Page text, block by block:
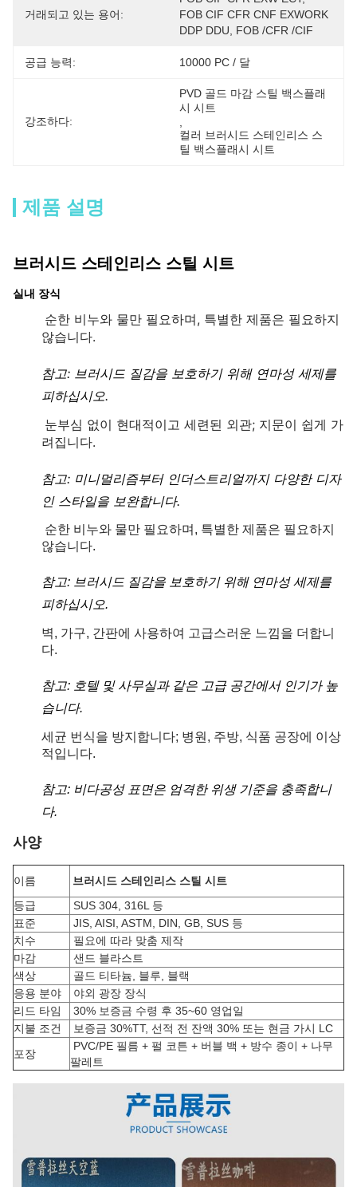
거래되고 있는 용어:
FOB CIF CFR CNF EXWORK
DDP DDU, FOB /CFR /CIF
공급 능력: 10000 PC / 달
강조하다:
PVD 골드 마감 스틸 백스플래
시 시트
컬러 브러시드 스테인리스 스
틸 백스플래시 시트
제품 설명
브러시드 스테인리스 스틸 시트
실내 장식
순한 비누와 물만 필요하며, 특별한 제품은 필요하지
않습니다.
참고: 브러시드 질감을 보호하기 위해 연마성 세제를
피하십시오.
눈부심 없이 현대적이고 세련된 외관; 지문이 쉽게 가
려집니다.
참고: 미니멀리즘부터 인더스트리얼까지 다양한 디자
인 스타일을 보완합니다.
순한 비누와 물만 필요하며, 특별한 제품은 필요하지
않습니다.
참고: 브러시드 질감을 보호하기 위해 연마성 세제를
피하십시오.
벽, 가구, 간판에 사용하여 고급스러운 느낌을 더합니
다.
참고: 호텔 및 사무실과 같은 고급 공간에서 인기가 높
습니다.
세균 번식을 방지합니다; 병원, 주방, 식품 공장에 이상
적입니다.
참고: 비다공성 표면은 엄격한 위생 기준을 충족합니
다.
사양
이름
브러시드 스테인리스 스틸 시트
등급
SUS 304, 316L 등
표준
JIS, AISI, ASTM, DIN, GB, SUS 등
치수
필요에 따라 맞춤 제작
마감
샌드 블라스트
색상
골드 티타늄, 블루, 블랙
응용 분야
야외 광장 장식
리드 타임
30% 보증금 수령 후 35~60 영업일
지불 조건
보증금 30%TT, 선적 전 잔액 30% 또는 현금 가시 LC
포장
PVC/PE 필름 + 펄 코튼 + 버블 백 + 방수 종이 + 나무
팔레트